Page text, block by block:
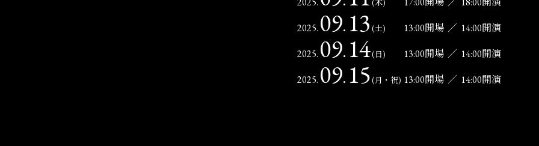
2025. 09. 13 (土) 13:00開場 ／ 14:00開演
2025. 09. 14(日) 13:00開場 ／ 14:00開演
2025. 09. 15(月・祝) 13:00開場 ／ 14:00開演